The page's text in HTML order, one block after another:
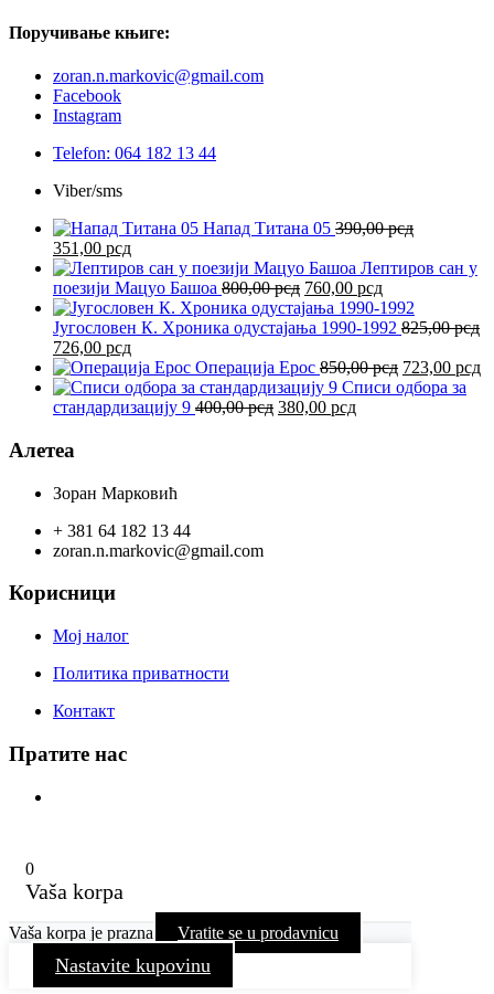
је
600,00 рсд.
Поручивање књиге:
zoran.n.markovic@gmail.com
Facebook
Instagram
Telefon: 064 182 13 44
Viber/sms
Напад Титана 05 390,00рсд
Оригинална
цена
је
била:
390,00 рсд.
351,00 рсдТренутна
цена
је:
351,00 рсд.
Лептиров сан у
поезији Мацуо Башоа 800,00рсд Оригинална
цена
је
800,00 рсд.
760,00 рсдТренутна
цена
је:
Југословен К. Хроника одустајања 1990-1992 825,00рсд
Оригинална
цена
је
била:
726,00 рсдТренутна
цена
је:
726,00 рсд.
Операција Ерос 850,00рсд Оригинална
цена
723,00 рсд
Списи одбора за
стандардизацију 9 400,00рсд Оригинална
380,00 рсдТренутна
Алетеа
Зоран Марковић
+ 381 64 182 13 44
zoran.n.markovic@gmail.com
Корисници
Мој налог
Политика приватности
Контакт
Пратите нас
0
Vaša korpa
Vaša korpa je prazna Vratite se u prodavnicu
Nastavite kupovinu